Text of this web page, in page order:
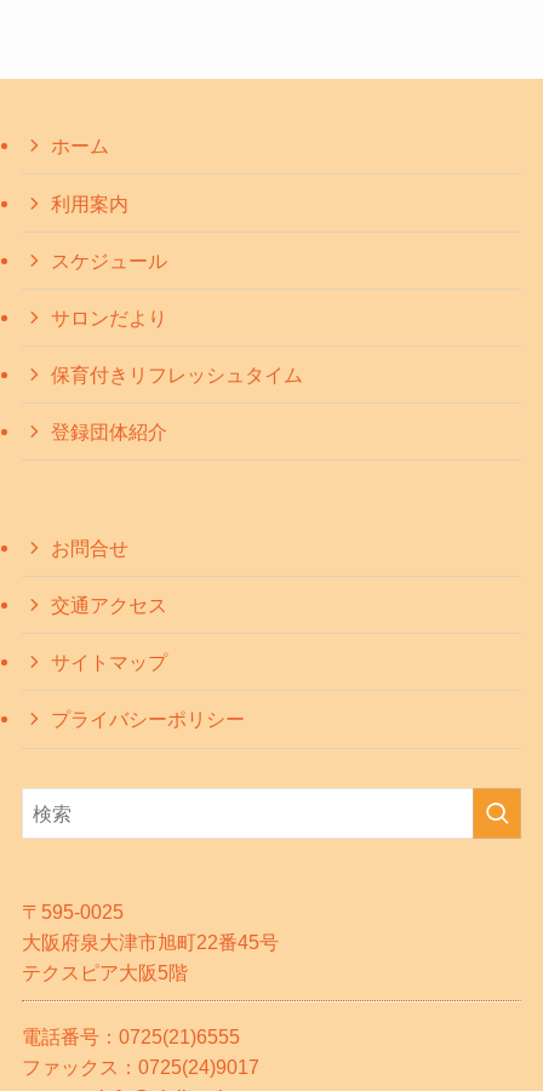
ホーム
利用案内
スケジュール
サロンだより
保育付きリフレッシュタイム
登録団体紹介
お問合せ
交通アクセス
サイトマップ
プライバシーポリシー
〒595-0025
大阪府泉大津市旭町22番45号
テクスピア大阪5階
電話番号：0725(21)6555
ファックス：0725(24)9017